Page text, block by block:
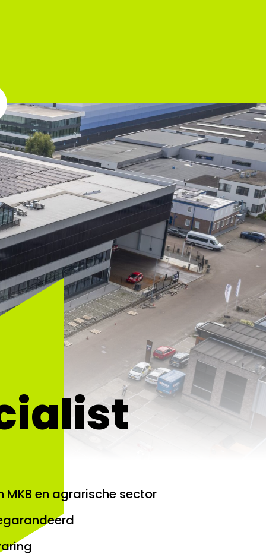
MKB en agrarische sector